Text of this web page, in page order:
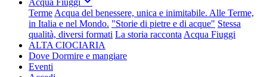
Acqua Fiuggi
Terme Acqua del benessere, unica e inimitabile. Alle Terme,
in Italia e nel Mondo. "Storie di pietre e di acque" Stessa
qualità, diversi formati La storia racconta Acqua Fiuggi
ALTA CIOCIARIA
Dove Dormire e mangiare
Eventi